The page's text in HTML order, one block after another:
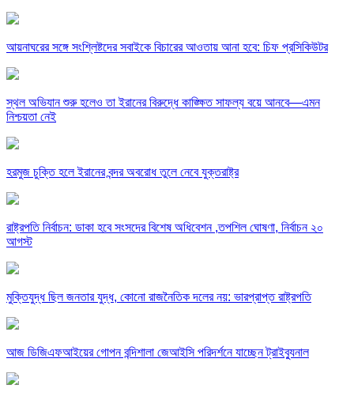
আয়নাঘরের সঙ্গে সংশ্লিষ্টদের সবাইকে বিচারের আওতায় আনা হবে: চিফ প্রসিকিউটর
স্থল অভিযান শুরু হলেও তা ইরানের বিরুদ্ধে কাঙ্ক্ষিত সাফল্য বয়ে আনবে—এমন
নিশ্চয়তা নেই
হরমুজ চুক্তি হলে ইরানের বন্দর অবরোধ তুলে নেবে যুক্তরাষ্ট্র
রাষ্ট্রপতি নির্বাচন: ডাকা হবে সংসদের বিশেষ অধিবেশন ,তপশিল ঘোষণা, নির্বাচন ২০
আগস্ট
মুক্তিযুদ্ধ ছিল জনতার যুদ্ধ, কোনো রাজনৈতিক দলের নয়: ভারপ্রাপ্ত রাষ্ট্রপতি
আজ ডিজিএফআইয়ের গোপন বন্দিশালা জেআইসি পরিদর্শনে যাচ্ছেন ট্রাইব্যুনাল